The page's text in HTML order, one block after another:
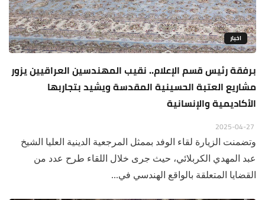
اخبار
برفقة رئيس قسم الإعلام.. نقيب المهندسين العراقيين يزور
مشاريع العتبة الحسينية المقدسة ويشيد بتجاربها
الأكاديمية والإنسانية
وتضمنت الزيارة لقاء الوفد بممثل المرجعية الدينية العليا الشيخ
عبد المهدي الكربلائي، حيث جرى خلال اللقاء طرح عدد من
القضايا المتعلقة بالواقع الهندسي في...